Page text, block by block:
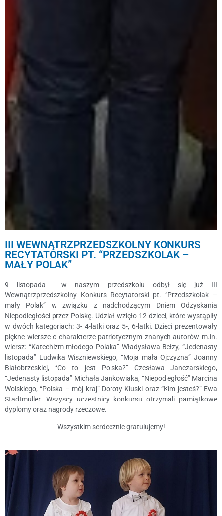
III WEWNĄTRZPRZEDSZKOLNY KONKURS
RECYTATORSKI PT. “PRZEDSZKOLAK –
MAŁY POLAK”
9 listopada w naszym przedszkolu odbył się już III
Wewnątrzprzedszkolny Konkurs Recytatorski pt. “Przedszkolak –
mały Polak” w związku z nadchodzącym Dniem Odzyskania
Niepodległości przez Polskę. Udział wzięło 12 dzieci, które wystąpiły
w dwóch kategoriach: 3- 4-latki oraz 5-, 6-latki. Dzieci prezentowały
piękne wiersze o charakterze patriotycznym znanych autorów m.in.
wiersz: “Katechizm młodego Polaka” Władysława Bełzy, “Jedenasty
listopada” Ludwika Wiszniewskiego, “Moja mała Ojczyzna” Joanny
Białobrzeskiej, “Co to jest Polska?” Czesława Janczarskiego,
“Jedenasty listopada” Michała Jankowiaka, “Niepodległość” Marcina
Wolskiego, “Polska – mój kraj” Doroty Kluski oraz “Kim jesteś?” Ewa
Stadtmuller. Wszyscy uczestnicy konkursu otrzymali pamiątkowe
dyplomy oraz nagrody rzeczowe.
Wszystkim serdecznie gratulujemy!